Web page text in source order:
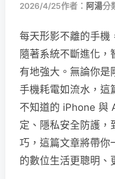
2026/4/25作者： 阿湯分
每天形影不離的手機
隨著系統不斷進化
有地強大。無論你是
手機耗電如流水，這
不知道的 iPhone 與
定、隱私安全防護，
巧，這篇文章將帶你
的數位生活更聰明、